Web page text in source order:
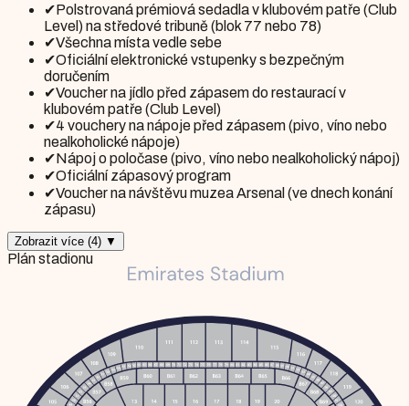
✔Polstrovaná prémiová sedadla v klubovém patře (Club
Level) na středové tribuně (blok 77 nebo 78)
✔Všechna místa vedle sebe
✔Oficiální elektronické vstupenky s bezpečným
doručením
✔Voucher na jídlo před zápasem do restaurací v
klubovém patře (Club Level)
✔4 vouchery na nápoje před zápasem (pivo, víno nebo
nealkoholické nápoje)
✔Nápoj o poločase (pivo, víno nebo nealkoholický nápoj)
✔Oficiální zápasový program
✔Voucher na návštěvu muzea Arsenal (ve dnech konání
zápasu)
Zobrazit více (4) ▼
Plán stadionu